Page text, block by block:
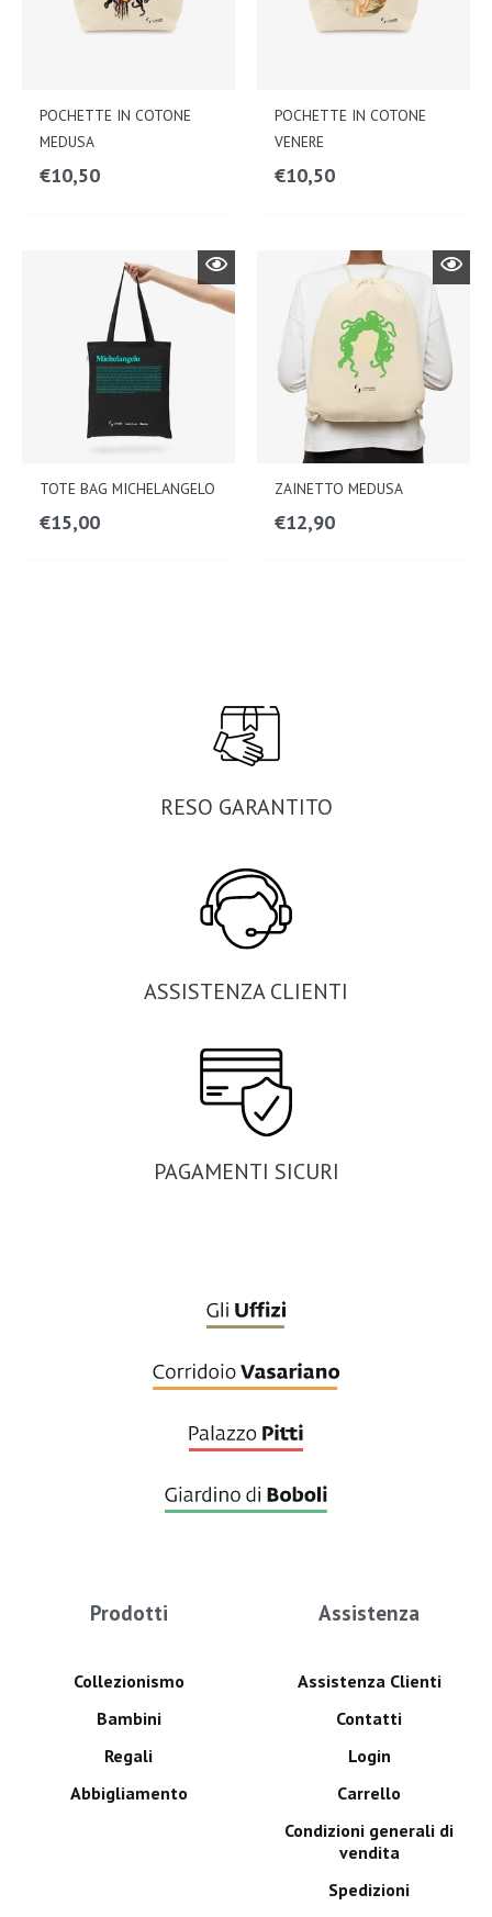
POCHETTE IN COTONE
MEDUSA
€10,50
POCHETTE IN COTONE
VENERE
€10,50
TOTE BAG MICHELANGELO
€15,00
ZAINETTO MEDUSA
€12,90
RESO GARANTITO
ASSISTENZA CLIENTI
PAGAMENTI SICURI
Prodotti
Collezionismo
Bambini
Regali
Abbigliamento
Assistenza
Assistenza Clienti
Contatti
Login
Carrello
Condizioni generali di
vendita
Spedizioni